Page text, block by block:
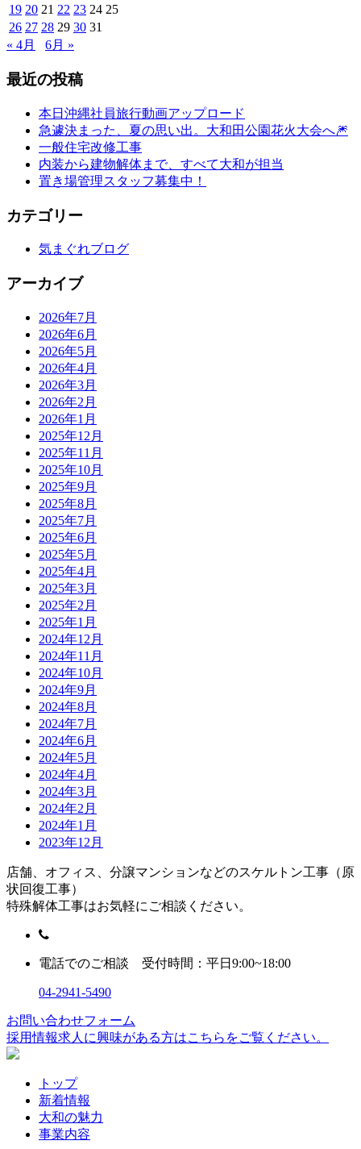
19 20 21 22 23 24 25
26 27 28 29 30 31
« 4月
6月 »
最近の投稿
本日沖縄社員旅行動画アップロード
急遽決まった、夏の思い出。大和田公園花火大会へ🎆
一般住宅改修工事
内装から建物解体まで、すべて大和が担当
置き場管理スタッフ募集中！
カテゴリー
気まぐれブログ
アーカイブ
2026年7月
2026年6月
2026年5月
2026年4月
2026年3月
2026年2月
2026年1月
2025年12月
2025年11月
2025年10月
2025年9月
2025年8月
2025年7月
2025年6月
2025年5月
2025年4月
2025年3月
2025年2月
2025年1月
2024年12月
2024年11月
2024年10月
2024年9月
2024年8月
2024年7月
2024年6月
2024年5月
2024年4月
2024年3月
2024年2月
2024年1月
2023年12月
店舗、オフィス、分譲マンションなどのスケルトン工事（原
状回復工事）
特殊解体工事はお気軽にご相談ください。
電話でのご相談 受付時間：平日9:00~18:00
04-2941-5490
お問い合わせフォーム
採用情報求人に興味がある方はこちらをご覧ください。
トップ
新着情報
大和の魅力
事業内容